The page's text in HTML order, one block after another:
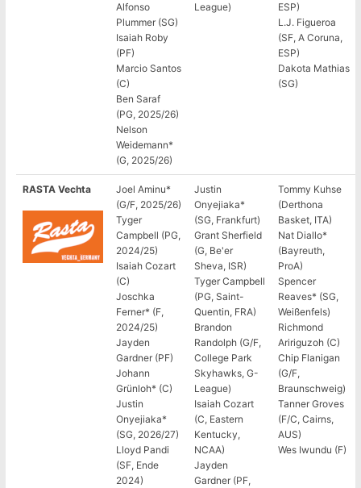
Alfonso
Plummer (SG)
Isaiah Roby
(PF)
Marcio Santos
(C)
Ben Saraf
(PG, 2025/26)
Nelson
Weidemann*
(G, 2025/26)
League)
ESP)
L.J. Figueroa
(SF, A Coruna,
ESP)
Dakota Mathias
(SG)
RASTA Vechta
Joel Aminu*
(G/F, 2025/26)
Tyger
Campbell (PG,
2024/25)
Isaiah Cozart
(C)
Joschka
Ferner* (F,
2024/25)
Jayden
Gardner (PF)
Johann
Grünloh* (C)
Justin
Onyejiaka*
(SG, 2026/27)
Lloyd Pandi
(SF, Ende
2024)
Justin
Onyejiaka*
(SG, Frankfurt)
Grant Sherfield
(G, Be'er
Sheva, ISR)
Tyger Campbell
(PG, Saint-
Quentin, FRA)
Brandon
Randolph (G/F,
College Park
Skyhawks, G-
League)
Isaiah Cozart
(C, Eastern
Kentucky,
NCAA)
Jayden
Gardner (PF,
Tommy Kuhse
(Derthona
Basket, ITA)
Nat Diallo*
(Bayreuth,
ProA)
Spencer
Reaves* (SG,
Weißenfels)
Richmond
Aririguzoh (C)
Chip Flanigan
(G/F,
Braunschweig)
Tanner Groves
(F/C, Cairns,
AUS)
Wes Iwundu (F)